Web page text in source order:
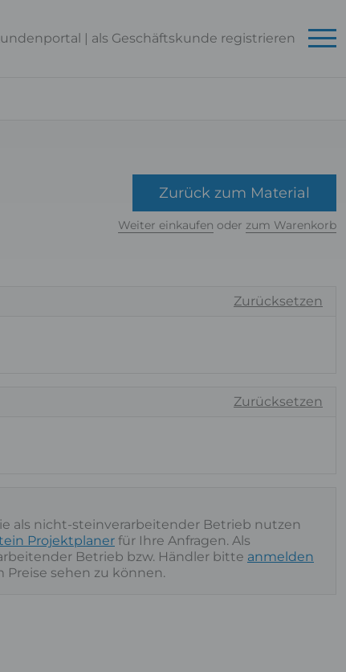
| als Geschäftskunde registrieren
Zurück zum Material
Weiter einkaufen oder zum Warenkorb
Zurücksetzen
Zurücksetzen
als nicht-steinverarbeitender Betrieb nutzen
Projektplaner für Ihre Anfragen. Als
Betrieb bzw. Händler bitte anmelden
Preise sehen zu können.